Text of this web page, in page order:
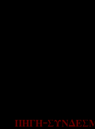
ΠΗΓΗ-